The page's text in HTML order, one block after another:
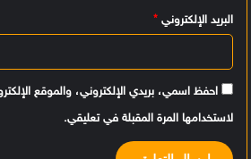
البريد الإلكتروني *
احفظ اسمي، بريدي الإلكتروني، والموقع
لاستخدامها المرة المقبلة في تعليقي.